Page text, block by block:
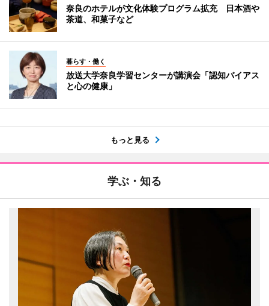
奈良のホテルが文化体験プログラム拡充 日本酒や
茶道、和菓子など
暮らす・働く
放送大学奈良学習センターが講演会「認知バイアス
と心の健康」
もっと見る
学ぶ・知る